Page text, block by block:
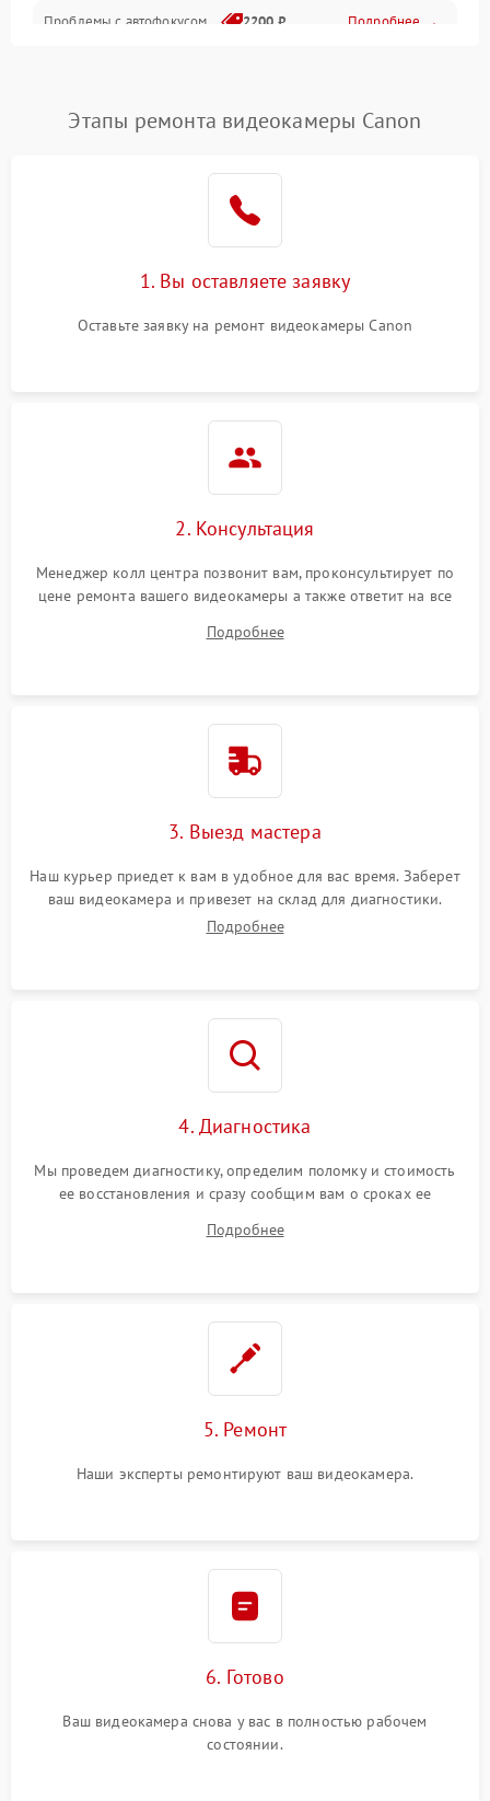
Проблемы с автофокусом 2200 ₽ Подробнее →
2200 ₽
Не работает стабилизация
2300 ₽ Подробнее →
Этапы ремонта видеокамеры Canon
1. Вы оставляете заявку
Оставьте заявку на ремонт видеокамеры Canon
2. Консультация
Менеджер колл центра позвонит вам, проконсультирует по
цене ремонта вашего видеокамеры а также ответит на все
Подробнее
3. Выезд мастера
Наш курьер приедет к вам в удобное для вас время. Заберет
ваш видеокамера и привезет на склад для диагностики.
Подробнее
4. Диагностика
Мы проведем диагностику, определим поломку и стоимость
ее восстановления и сразу сообщим вам о сроках ее
Подробнее
5. Ремонт
Наши эксперты ремонтируют ваш видеокамера.
6. Готово
Ваш видеокамера снова у вас в полностью рабочем
состоянии.